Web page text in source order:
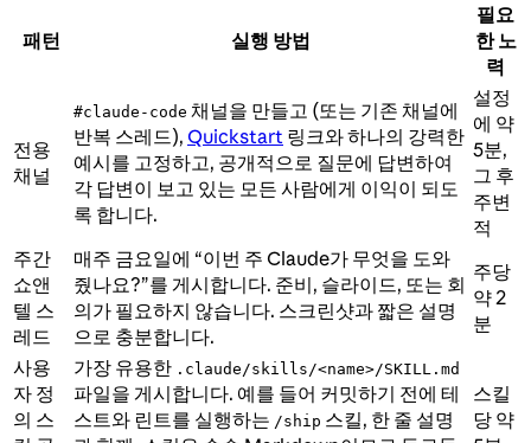
패턴 실행 방법
필요
한 노
력
전용
채널
#claude-code 채널을 만들고 (또는 기존 채널에
반복 스레드), Quickstart 링크와 하나의 강력한
예시를 고정하고, 공개적으로 질문에 답변하여
각 답변이 보고 있는 모든 사람에게 이익이 되도
록 합니다.
설정
에 약
5분,
그 후
주변
적
주간
쇼앤
텔 스
레드
매주 금요일에 “이번 주 Claude가 무엇을 도와
줬나요?”를 게시합니다. 준비, 슬라이드, 또는 회
의가 필요하지 않습니다. 스크린샷과 짧은 설명
으로 충분합니다.
주당
약 2
분
사용
자 정
의 스
가장 유용한 .claude/skills/<name>/SKILL.md
파일을 게시합니다. 예를 들어 커밋하기 전에 테
스트와 린트를 실행하는 /ship 스킬, 한 줄 설명
스킬
당 약